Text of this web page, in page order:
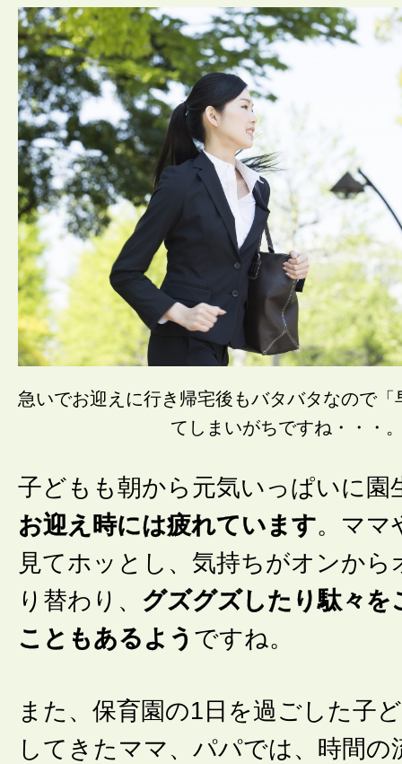
急いでお迎えに行き帰宅後もバタバタなので
てしまいがちですね・・・
子どもも朝から元気いっぱいに園
お迎え時には疲れています。ママ
見てホッとし、気持ちがオンから
り替わり、 グズグズしたり駄々を
こともあるよう ですね。
また、保育園の1日を過ごした子
してきたママ、パパでは、時間の